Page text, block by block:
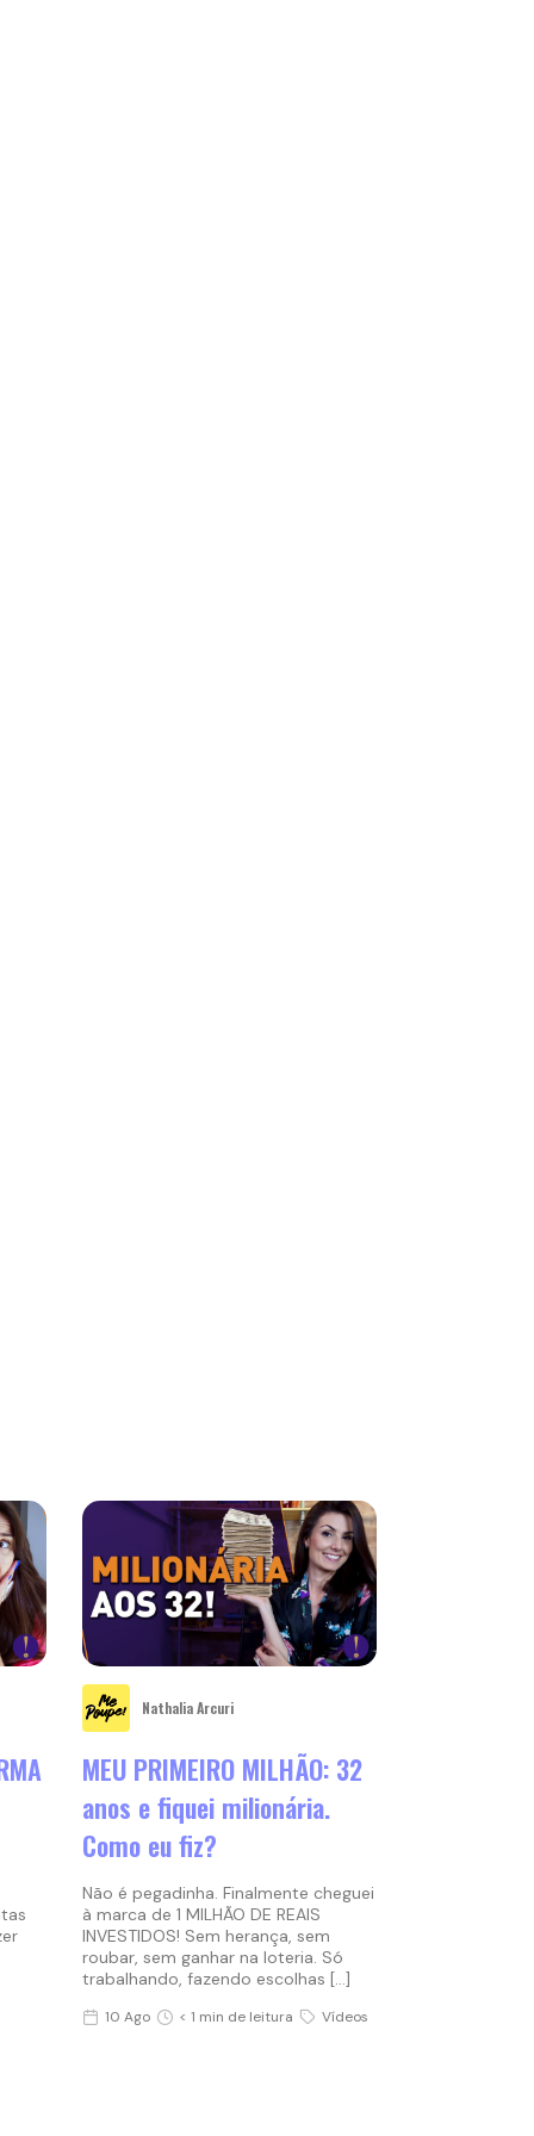
Nathalia Arcuri
MEU PRIMEIRO MILHÃO: 32
anos e fiquei milionária.
Como eu fiz?
Não é pegadinha. Finalmente cheguei
à marca de 1 MILHÃO DE REAIS
INVESTIDOS! Sem herança, sem
roubar, sem ganhar na loteria. Só
trabalhando, fazendo escolhas […]
10 Ago < 1 min de leitura Vídeos